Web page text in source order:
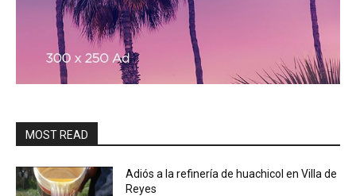
MOST READ
Adiós a la refinería de huachicol en Villa de
Reyes